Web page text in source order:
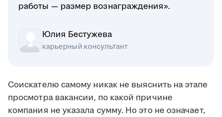
работы — размер вознаграждения».
Юлия Бестужева
карьерный консультант
Соискателю самому никак не выяснить на этапе
просмотра вакансии, по какой причине
компания не указала сумму. Но это не означает,